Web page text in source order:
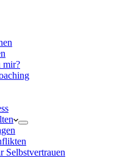
mir?
Selbstvertrauen